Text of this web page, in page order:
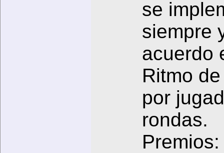
se
siempre
acuerdo
Ritmo
por
rondas.